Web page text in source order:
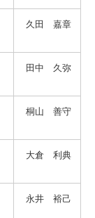
久田 嘉章
田中 久弥
桐山 善守
大倉 利典
永井 裕己